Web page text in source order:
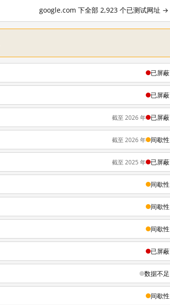
google.com 下全部 2,923 个已测试网址 →
已屏蔽
已屏蔽
截至 2026 年 已屏蔽
截至 2026 年 间歇性
截至 2025 年 已屏蔽
间歇性
间歇性
间歇性
已屏蔽
数据不足
间歇性